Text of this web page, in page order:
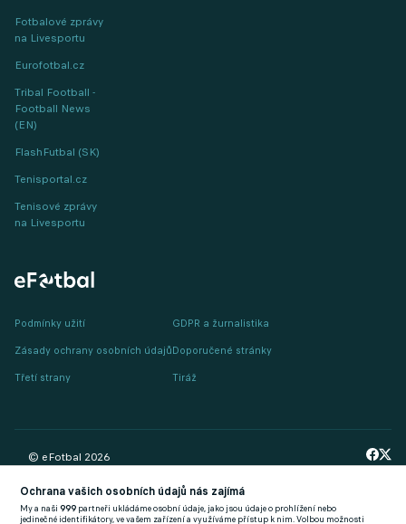
Fotbalové zprávy
na Livesportu
Eurofotbal.cz
Tribal Football -
Football News
(EN)
FlashFutbal (SK)
Tenisportal.cz
Tenisové zprávy
na Livesportu
Podmínky užití
Zásady ochrany osobních údajů
Třetí strany
GDPR a žurnalistika
Doporučené stránky
Tiráž
© eFotbal 2026
Ochrana vašich osobních údajů nás zajímá
My a naši999 partneři ukládáme osobní údaje, jako jsou údaje o prohlížení nebo
jedinečné identifikátory, ve vašem zařízení a využíváme přístup k nim. Volbou možnosti